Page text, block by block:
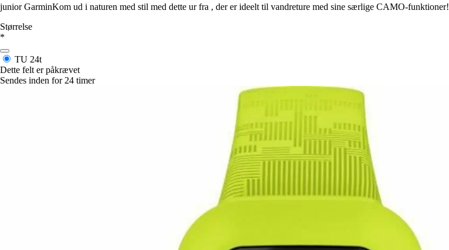
junior GarminKom ud i naturen med stil med dette ur fra , der er ideelt til vandreture med sine særlige CAMO-funktioner!
Størrelse
*
TU 24t
Dette felt er påkrævet
Sendes inden for 24 timer